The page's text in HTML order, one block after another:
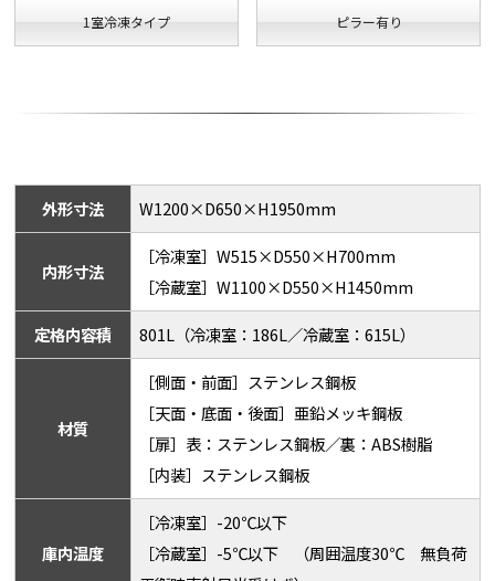
1室冷凍タイプ ピラー有り
外形寸法 W1200×D650×H1950mm
内形寸法
［冷凍室］W515×D550×H700mm
［冷蔵室］W1100×D550×H1450mm
定格内容積 801L（冷凍室：186L／冷蔵室：615L）
材質
［側面・前面］ステンレス鋼板
［天面・底面・後面］亜鉛メッキ鋼板
［扉］表：ステンレス鋼板／裏：ABS樹脂
［内装］ステンレス鋼板
庫内温度
［冷凍室］-20℃以下
［冷蔵室］-5℃以下 （周囲温度30℃ 無負荷